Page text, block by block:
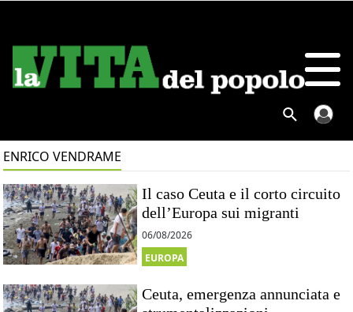
ENRICO VENDRAME
Il caso Ceuta e il corto circuito
dell’Europa sui migranti
06/08/2026
EUROPA
Ceuta, emergenza annunciata e